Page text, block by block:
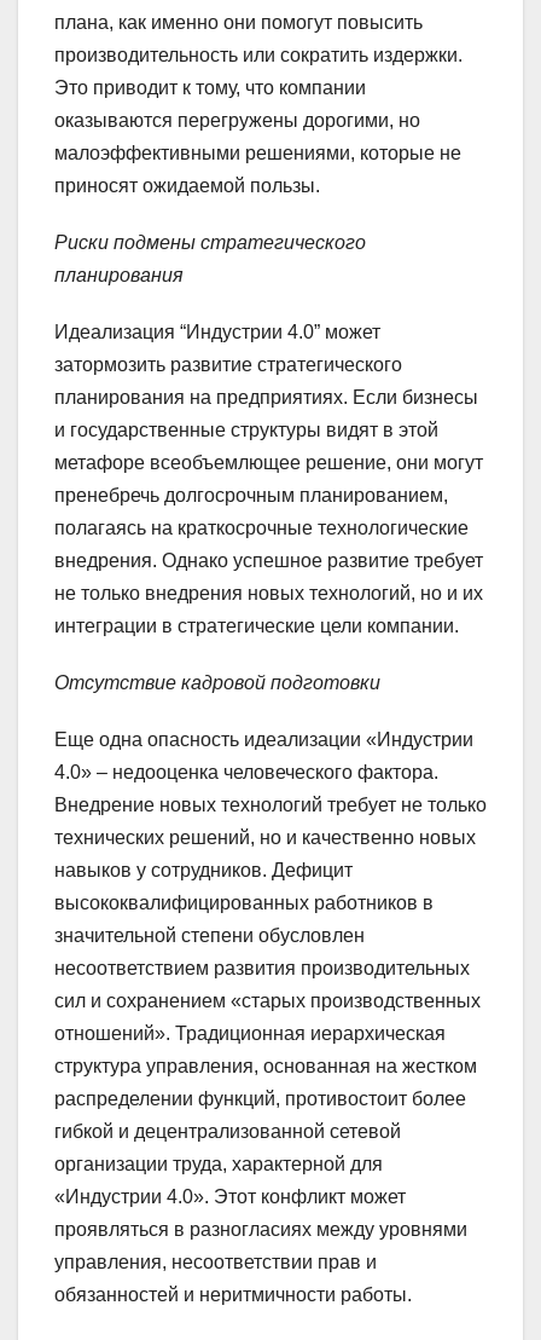
плана, как именно они помогут повысить
производительность или сократить издержки.
Это приводит к тому, что компании
оказываются перегружены дорогими, но
малоэффективными решениями, которые не
приносят ожидаемой пользы.
Риски подмены стратегического
планирования
Идеализация “Индустрии 4.0” может
затормозить развитие стратегического
планирования на предприятиях. Если бизнесы
и государственные структуры видят в этой
метафоре всеобъемлющее решение, они могут
пренебречь долгосрочным планированием,
полагаясь на краткосрочные технологические
внедрения. Однако успешное развитие требует
не только внедрения новых технологий, но и их
интеграции в стратегические цели компании.
Отсутствие кадровой подготовки
Еще одна опасность идеализации «Индустрии
4.0» – недооценка человеческого фактора.
Внедрение новых технологий требует не только
технических решений, но и качественно новых
навыков у сотрудников. Дефицит
высококвалифицированных работников в
значительной степени обусловлен
несоответствием развития производительных
сил и сохранением «старых производственных
отношений». Традиционная иерархическая
структура управления, основанная на жестком
распределении функций, противостоит более
гибкой и децентрализованной сетевой
организации труда, характерной для
«Индустрии 4.0». Этот конфликт может
проявляться в разногласиях между уровнями
управления, несоответствии прав и
обязанностей и неритмичности работы.